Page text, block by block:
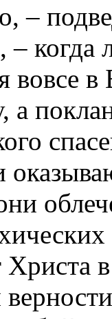
–
когда
вовсе
а
Христа